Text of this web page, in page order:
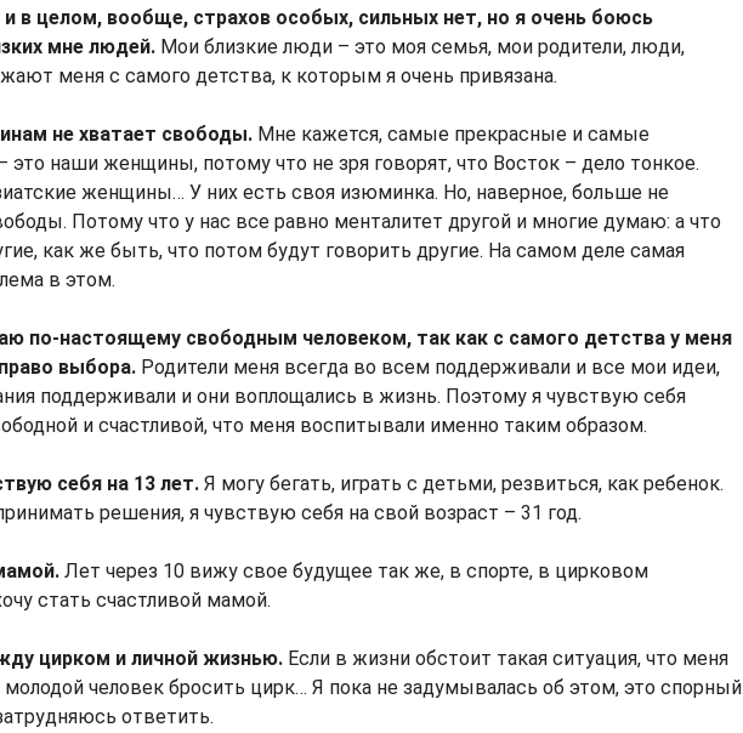
и в целом, вообще, страхов особых, сильных нет, но я очень боюсь
мне людей. Мои близкие люди – это моя семья, мои родители, люди,
меня с самого детства, к которым я очень привязана.
не хватает свободы. Мне кажется, самые прекрасные и самые
это наши женщины, потому что не зря говорят, что Восток – дело тонкое.
женщины… У них есть своя изюминка. Но, наверное, больше не
Потому что у нас все равно менталитет другой и многие думаю: а что
как же быть, что потом будут говорить другие. На самом деле самая
в этом.
по-настоящему свободным человеком, так как с самого детства у меня
выбора. Родители меня всегда во всем поддерживали и все мои идеи,
поддерживали и они воплощались в жизнь. Поэтому я чувствую себя
и счастливой, что меня воспитывали именно таким образом.
себя на 13 лет. Я могу бегать, играть с детьми, резвиться, как ребенок.
решения, я чувствую себя на свой возраст – 31 год.
Лет через 10 вижу свое будущее так же, в спорте, в цирковом
стать счастливой мамой.
цирком и личной жизнью. Если в жизни обстоит такая ситуация, что меня
человек бросить цирк… Я пока не задумывалась об этом, это спорный
ответить.